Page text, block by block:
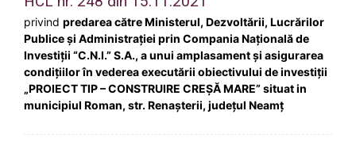
privind predarea către Ministerul, Dezvoltării, Lucrărilor
Publice și Administrației prin Compania Naţională de
Investiţii “C.N.I.” S.A., a unui amplasament și asigurarea
condițiilor în vederea executării obiectivului de investiţii
„PROIECT TIP – CONSTRUIRE CREȘĂ MARE” situat in
municipiul Roman, str. Renașterii, județul Neamț